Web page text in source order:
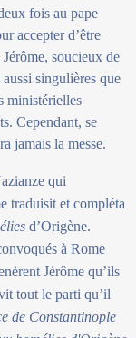
fois au pape
accepter d’être
soucieux de
singulières que
ministérielles
Cependant, se
jamais la messe.
qui
traduisit et compléta
d’Origène.
à Rome
Jérôme qu’ils
tout le parti qu’il
de Constantinople